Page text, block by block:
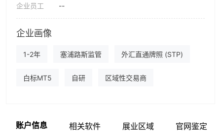
企业员工
--
企业画像
1-2年 塞浦路斯监管 外汇直通牌照 (STP)
白标MT5 自研 区域性交易商
账户信息 相关软件 展业区域 官网鉴定